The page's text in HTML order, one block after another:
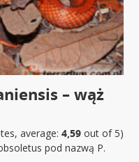
– wąż
average: 4,59out of 5)
pod nazwą P.